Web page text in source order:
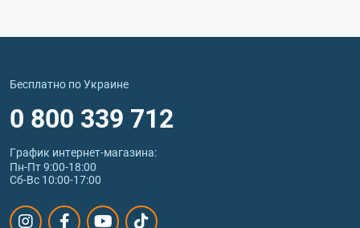
Бесплатно по Украине
0 800 339 712
График интернет‑магазина:
Пн-Пт 9:00-18:00
Сб-Вс 10:00-17:00